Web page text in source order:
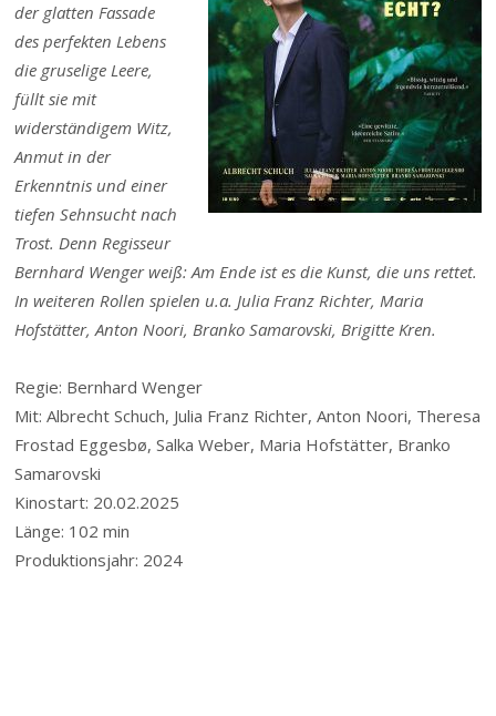
der glatten Fassade
des perfekten Lebens
die gruselige Leere,
füllt sie mit
widerständigem Witz,
Anmut in der
Erkenntnis und einer
tiefen Sehnsucht nach
Trost. Denn Regisseur
Bernhard Wenger weiß: Am Ende ist es die Kunst, die uns rettet.
In weiteren Rollen spielen u.a. Julia Franz Richter, Maria
Hofstätter, Anton Noori, Branko Samarovski, Brigitte Kren.
Regie: Bernhard Wenger
Mit: Albrecht Schuch, Julia Franz Richter, Anton Noori, Theresa
Frostad Eggesbø, Salka Weber, Maria Hofstätter, Branko
Samarovski
Kinostart: 20.02.2025
Länge: 102 min
Produktionsjahr: 2024